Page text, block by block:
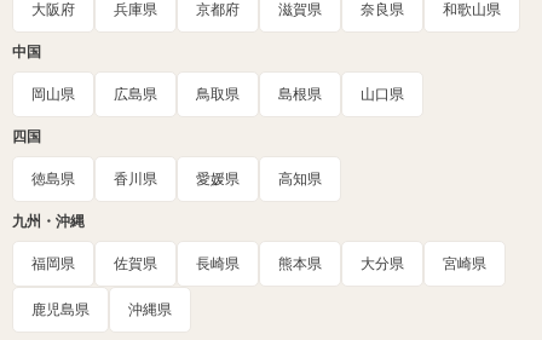
大阪府 兵庫県 京都府 滋賀県 奈良県 和歌山県
中国
岡山県 広島県 鳥取県 島根県 山口県
四国
徳島県 香川県 愛媛県 高知県
九州・沖縄
福岡県 佐賀県 長崎県 熊本県 大分県 宮崎県
鹿児島県 沖縄県